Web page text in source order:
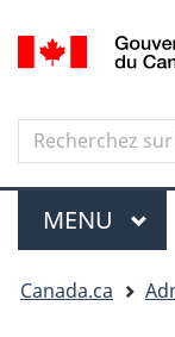
Search
Recherchez
sur
le
site
Menu
MENU
êtes
Canada.ca